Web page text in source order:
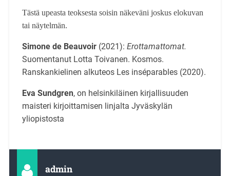
Tästä upeasta teoksesta soisin näkeväni joskus elokuvan
tai näytelmän.
Simone de Beauvoir (2021): Erottamattomat.
Suomentanut Lotta Toivanen. Kosmos.
Ranskankielinen alkuteos Les inséparables (2020).
Eva Sundgren, on helsinkiläinen kirjallisuuden
maisteri kirjoittamisen linjalta Jyväskylän
yliopistosta
admin